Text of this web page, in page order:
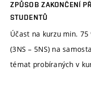
ZPŮSOB ZAKONČENÍ
STUDENTŮ
Účast na kurzu min. 75
(3NS – 5NS) na
témat probíraných v